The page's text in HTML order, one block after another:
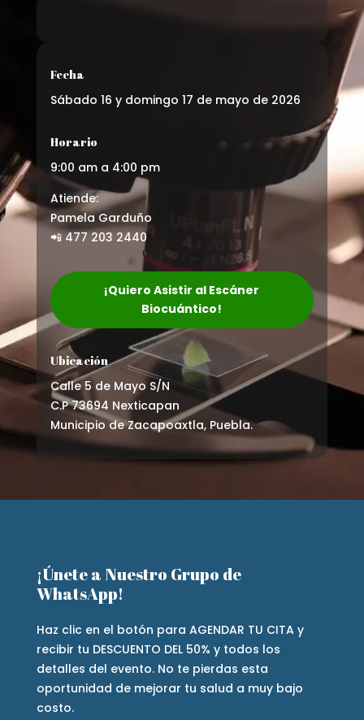
Fecha
Sábado 16 y domingo 17 de mayo de 2026
Horario
9:00 am a 4:00 pm
Atiende:
Pamela Garduño
📲 477 203 2440
¡Quiero Asistir al Escáner
Biocuántico!
Ubicación
Calle 5 de Mayo S/N
C.P 73694 Nexticapan
Municipio de Zacapoaxtla, Puebla.
¡Únete a Nuestro Grupo de
WhatsApp!
Haz clic en el botón para AGENDAR TU CITA y
recibir tu DESCUENTO DEL 50% y todos los
detalles del evento. No te pierdas esta
oportunidad de mejorar tu salud a muy bajo
costo.